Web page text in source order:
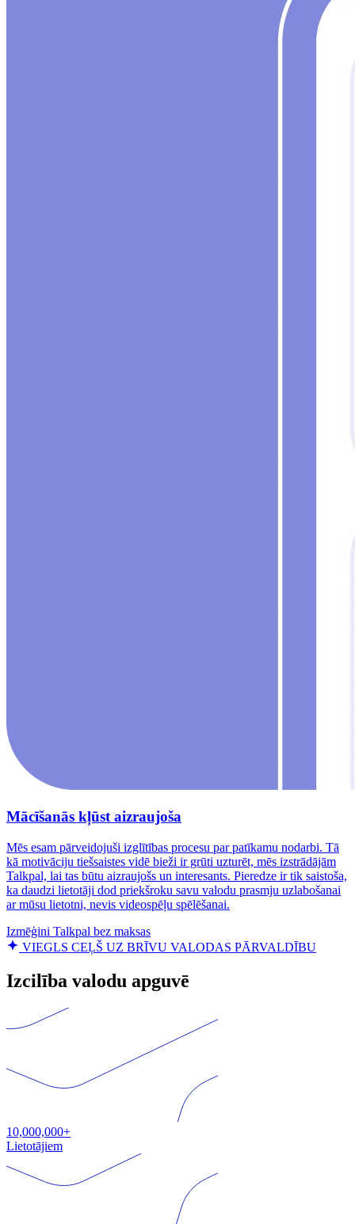
Mācīšanās kļūst aizraujoša
Mēs esam pārveidojuši izglītības procesu par patīkamu nodarbi. Tā
kā motivāciju tiešsaistes vidē bieži ir grūti uzturēt, mēs izstrādājām
Talkpal, lai tas būtu aizraujošs un interesants. Pieredze ir tik saistoša,
ka daudzi lietotāji dod priekšroku savu valodu prasmju uzlabošanai
ar mūsu lietotni, nevis videospēļu spēlēšanai.
Izmēģini Talkpal bez maksas
VIEGLS CEĻŠ UZ BRĪVU VALODAS PĀRVALDĪBU
Izcilība valodu apguvē
10,000,000+
Lietotājiem